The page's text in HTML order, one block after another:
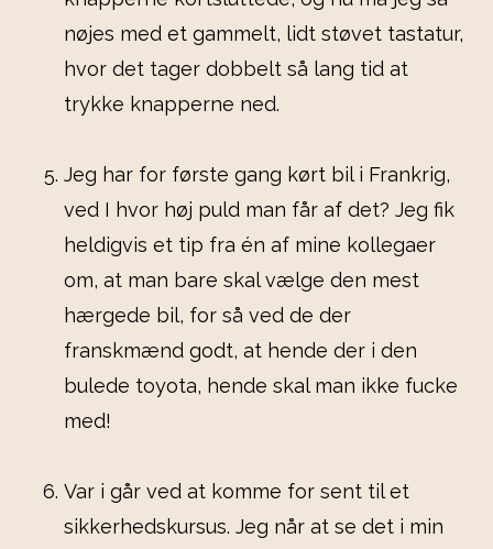
nøjes med et gammelt, lidt støvet tastatur,
hvor det tager dobbelt så lang tid at
trykke knapperne ned.
Jeg har for første gang kørt bil i Frankrig,
ved I hvor høj puld man får af det? Jeg fik
heldigvis et tip fra én af mine kollegaer
om, at man bare skal vælge den mest
hærgede bil, for så ved de der
franskmænd godt, at hende der i den
bulede toyota, hende skal man ikke fucke
med!
Var i går ved at komme for sent til et
sikkerhedskursus. Jeg når at se det i min